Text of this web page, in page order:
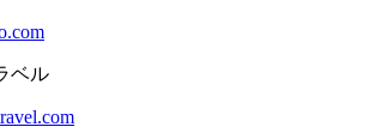
ベル